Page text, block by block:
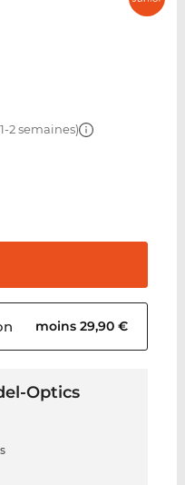
2 semaines)
moins 29,90 €
Optics